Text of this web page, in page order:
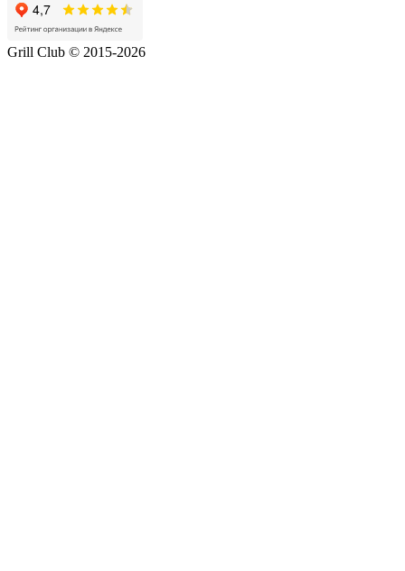
Grill Club © 2015-2026